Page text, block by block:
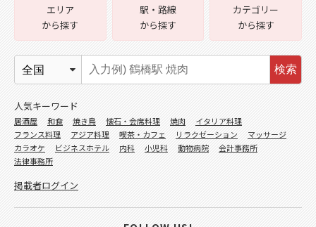
エリア
から探す
駅・路線
から探す
カテゴリー
から探す
検索
人気キーワード
居酒屋 和食 焼き鳥 懐石・会席料理 焼肉
イタリア料理
フランス料理
アジア料理 喫茶・カフェ リラクゼーション
マッサージ
カラオケ
ビジネスホテル 内科 小児科 動物病院
会計事務所
法律事務所
掲載者ログイン